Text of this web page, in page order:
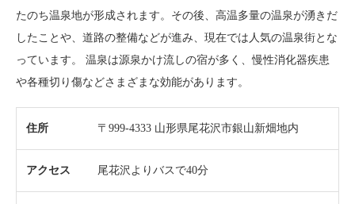
たのち温泉地が形成されます。その後、高温多量の温泉が湧きだ
したことや、道路の整備などが進み、現在では人気の温泉街とな
っています。 温泉は源泉かけ流しの宿が多く、慢性消化器疾患
や各種切り傷などさまざまな効能があります。
住所 〒999-4333 山形県尾花沢市銀山新畑地内
アクセス 尾花沢よりバスで40分